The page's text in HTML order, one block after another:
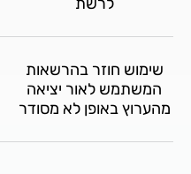
שימוש חוזר בהרשאות
המשתמש לאור יציאה
מהערוץ באופן לא מסודר